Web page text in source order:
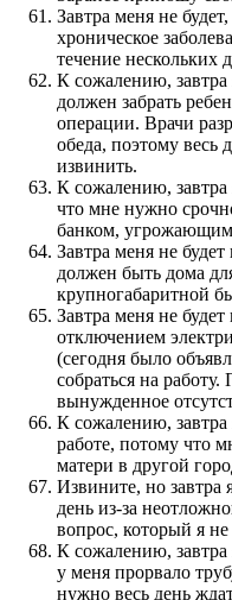
Завтра меня не
хроническое
течение нескольких
К сожалению, завтра
должен забрать
операции. Врачи
обеда, поэтому весь
извинить.
К сожалению, завтра
что мне нужно
банком, угрожающим
Завтра меня не
должен быть дома
крупногабаритной
Завтра меня не
отключением
(сегодня было
собраться на
вынужденное
К сожалению, завтра
работе, потому что
матери в другой
Извините, но завтра
день из-за
вопрос, который я
К сожалению, завтра
у меня прорвало
нужно весь день